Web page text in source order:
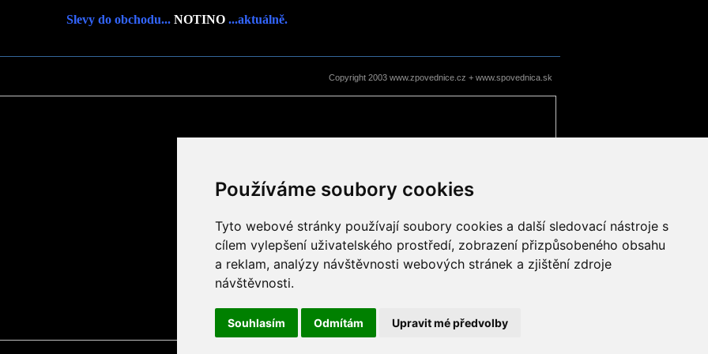
Používáme soubory cookies
Tyto webové stránky používají soubory cookies a další sledovací nástroje s
cílem vylepšení uživatelského prostředí, zobrazení přizpůsobeného obsahu
a reklam, analýzy návštěvnosti webových stránek a zjištění zdroje
návštěvnosti.
Souhlasím Odmítám Upravit mé předvolby
Slevy do obchodu... NOTINO ...aktuálně.
Copyright 2003 www.zpovednice.cz + www.spovednica.sk